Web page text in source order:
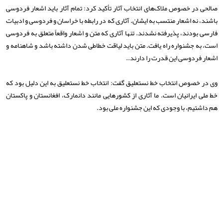
صالحی در خصوص ملاک‌های انتخاب آثار تأکید کرد: تمام آثار باید اشعار فردوسی
باشند، نه اشعار منتسب به ایشان. آثاری که در رابطه با خراسان و فردوسی و ادبیات
فارسی بودند، پذیرفته نشدند. تنها آثاری که متن و اشعار واقعاً متعلق به فردوسی
است، به جشنواره راه یافت. متن باید لیاقت خطاطی شدن داشته باشد و شاهنامه و
اشعار فردوسی این قدرت را دارند..
وی در خصوص انتخاب خط نستعلیق گفت: انتخاب خط نستعلیق به این دلیل بود که
خط ملی ایرانیان است. ما آثاری از کشورهایی مانند دانمارک، افغانستان و پاکستان
هم داشتیم، با وجودی که این جشنواره ملی بود.